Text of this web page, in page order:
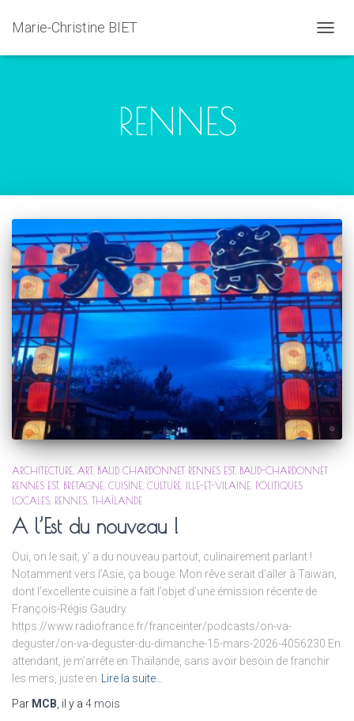
Marie-Christine BIET
LA
RENNES
ARCHITECTURE ART BAUD CHARDONNET RENNES EST BAUD-CHARDONNET
RENNES EST BRETAGNE CUISINE CULTURE ILLE-ET-VILAINE POLITIQUES
LOCALES RENNES THAÏLANDE
A l’Est du nouveau !
Oui, on le sait, y’ a du nouveau partout, culinairement parlant !
Notamment vers l’Asie, ça bouge. Mon rêve serait d’aller à Taïwan,
dont l’excellente cuisine a fait l’objet d’une émission récente de
François-Régis Gaudry
https://www.radiofrance.fr/franceinter/podcasts/on-va-
deguster/on-va-deguster-du-dimanche-15-mars-2026-4056230 En
attendant, je m’arrête en Thaïlande, sans avoir besoin de franchir
les mers, juste en
Lire la suite…
Par MCB , il y a 4 mois